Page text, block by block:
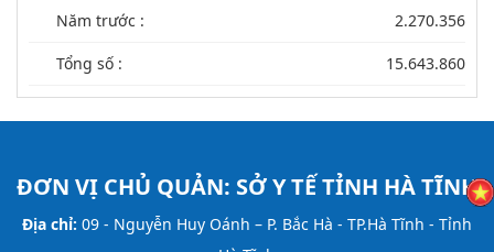
Năm trước : 2.270.356
Tổng số : 15.643.860
ĐƠN VỊ CHỦ QUẢN: SỞ Y TẾ TỈNH HÀ TĨNH
Địa chỉ: 09 - Nguyễn Huy Oánh – P. Bắc Hà - TP.Hà Tĩnh - Tỉnh